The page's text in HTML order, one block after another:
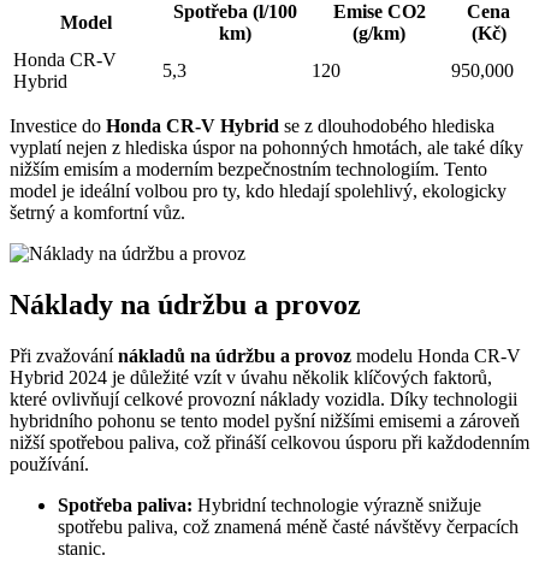
Model
Spotřeba (l/100
km)
Emise CO2
(g/km)
Cena
(Kč)
Honda CR-V
Hybrid
5,3 120 950,000
Investice do Honda CR-V Hybrid se z dlouhodobého hlediska
vyplatí nejen z hlediska úspor na pohonných hmotách, ale také díky
nižším emisím a moderním bezpečnostním technologiím. Tento
model je ideální volbou pro ty, kdo hledají spolehlivý, ekologicky
šetrný a komfortní vůz.
Náklady na údržbu a provoz
Při zvažovánínákladů na údržbu a provoz modelu Honda CR-V
Hybrid 2024 je důležité vzít v úvahu několik klíčových faktorů,
které ovlivňují celkové provozní náklady vozidla. Díky technologii
hybridního pohonu se tento model pyšní nižšími emisemi a zároveň
nižší spotřebou paliva, což přináší celkovou úsporu při každodenním
používání.
Spotřeba paliva: Hybridní technologie výrazně snižuje
spotřebu paliva, což znamená méně časté návštěvy čerpacích
stanic.